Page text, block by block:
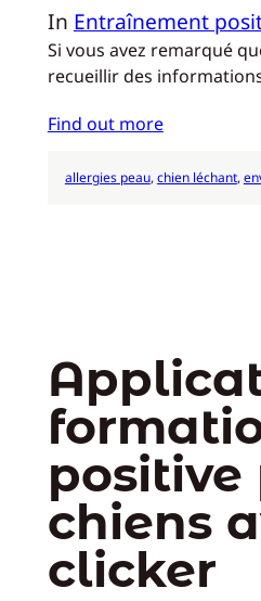
In Entraînement
Si vous avez remarqué
recueillir des
Find out more
allergies peau, chien léchant,
positive
chiens
clicker